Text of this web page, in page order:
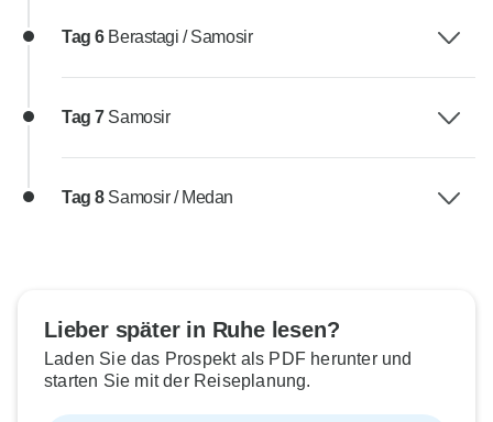
Tag 6 Berastagi / Samosir
Tag 7 Samosir
Tag 8 Samosir / Medan
Lieber später in Ruhe lesen?
Laden Sie das Prospekt als PDF herunter und
starten Sie mit der Reiseplanung.